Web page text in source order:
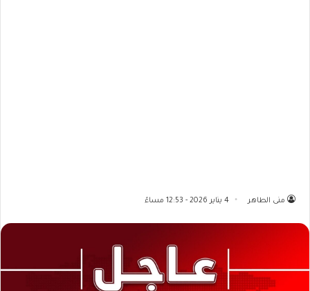
منى الطاهر 4 يناير 2026 - 12:53 مساءً